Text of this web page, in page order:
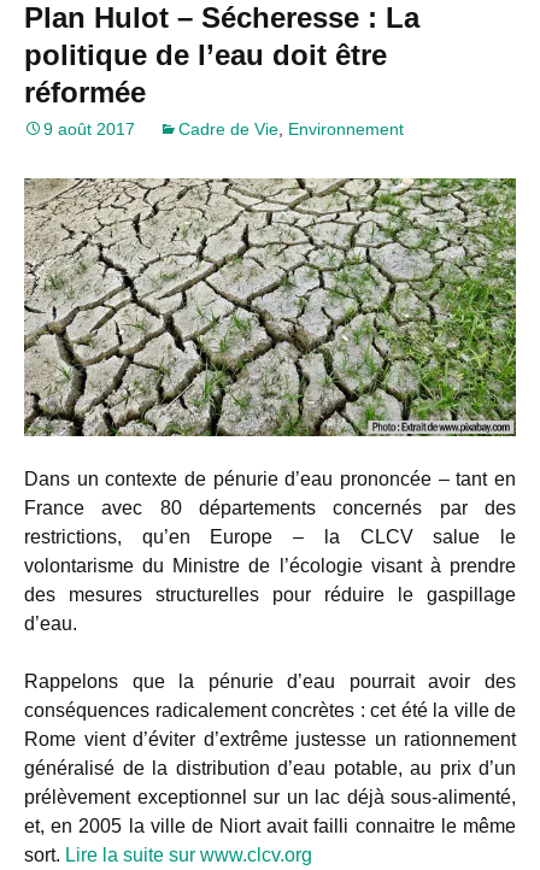
Plan Hulot – Sécheresse : La
politique de l’eau doit être
réformée
9 août 2017 Cadre de Vie Environnement
Dans un contexte de pénurie d’eau prononcée – tant en
France avec 80 départements concernés par des
restrictions, qu’en Europe – la CLCV salue le
volontarisme du Ministre de l’écologie visant à prendre
des mesures structurelles pour réduire le gaspillage
d’eau.
Rappelons que la pénurie d’eau pourrait avoir des
conséquences radicalement concrètes : cet été la ville de
Rome vient d’éviter d’extrême justesse un rationnement
généralisé de la distribution d’eau potable, au prix d’un
prélèvement exceptionnel sur un lac déjà sous-alimenté,
et, en 2005 la ville de Niort avait failli connaitre le même
sort. Lire la suite sur www.clcv.org